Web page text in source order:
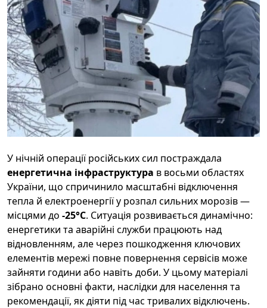
У нічній операції російських сил постраждала
енергетична інфраструктура в восьми областях
України, що спричинило масштабні відключення
тепла й електроенергії у розпал сильних морозів —
місцями до -25°C. Ситуація розвивається динамічно:
енергетики та аварійні служби працюють над
відновленням, але через пошкодження ключових
елементів мережі повне повернення сервісів може
зайняти години або навіть доби. У цьому матеріалі
зібрано основні факти, наслідки для населення та
рекомендації, як діяти під час тривалих відключень.